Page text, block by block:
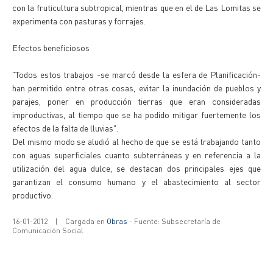
con la fruticultura subtropical, mientras que en el de Las Lomitas se
experimenta con pasturas y forrajes.
Efectos beneficiosos
"Todos estos trabajos -se marcó desde la esfera de Planificación-
han permitido entre otras cosas, evitar la inundación de pueblos y
parajes, poner en producción tierras que eran consideradas
improductivas, al tiempo que se ha podido mitigar fuertemente los
efectos de la falta de lluvias".
Del mismo modo se aludió al hecho de que se está trabajando tanto
con aguas superficiales cuanto subterráneas y en referencia a la
utilización del agua dulce, se destacan dos principales ejes que
garantizan el consumo humano y el abastecimiento al sector
productivo.
16-01-2012 | Cargada en Obras - Fuente: Subsecretaría de
Comunicación Social